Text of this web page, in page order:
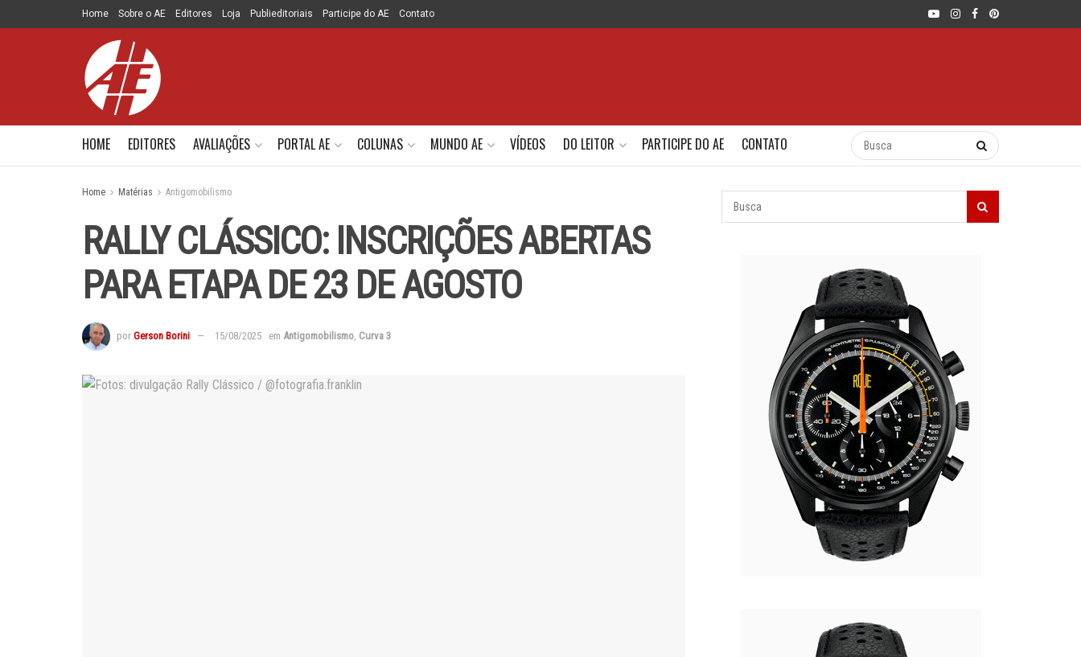
Home Sobre o AE Editores Loja Publieditoriais Participe do AE Contato
HOME EDITORES AVALIAÇÕES PORTAL AE COLUNAS MUNDO AE VÍDEOS DO LEITOR PARTICIPE DO AE CONTATO
Home Matérias Antigomobilismo
RALLY CLÁSSICO: INSCRIÇÕES ABERTAS
PARA ETAPA DE 23 DE AGOSTO
por Gerson Borini 15/08/2025 em Antigomobilismo, Curva 3